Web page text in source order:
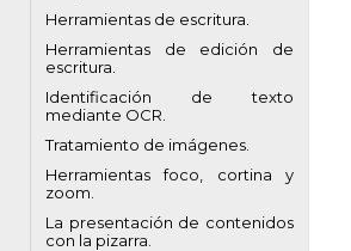
Herramientas de escritura.
Herramientas de edición de
escritura.
Identificación de texto
mediante OCR.
Tratamiento de imágenes.
Herramientas foco, cortina y
zoom.
La presentación de contenidos
con la pizarra.